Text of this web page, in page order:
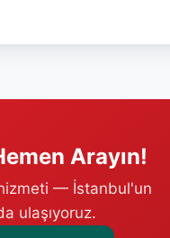
Arayın!
— İstanbul'un
ulaşıyoruz.